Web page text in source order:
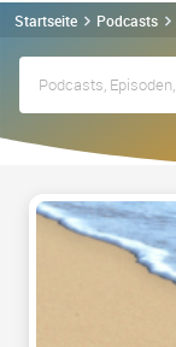
Startseite Podcasts